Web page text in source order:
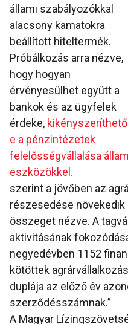
állami szabályozókkal
alacsony kamatokra
beállított hiteltermék.
Próbálkozás arra nézve,
hogy hogyan
érvényesülhet együtt a
bankok és az ügyfelek
érdeke,
e a pénzintézetek
felelősségvállalása
eszközökkel.
szerint a jövőben az
részesedése
összeget nézve. A
aktivitásának
negyedévben 1152
kötöttek
duplája az előző év
szerződésszámnak.”
A Magyar